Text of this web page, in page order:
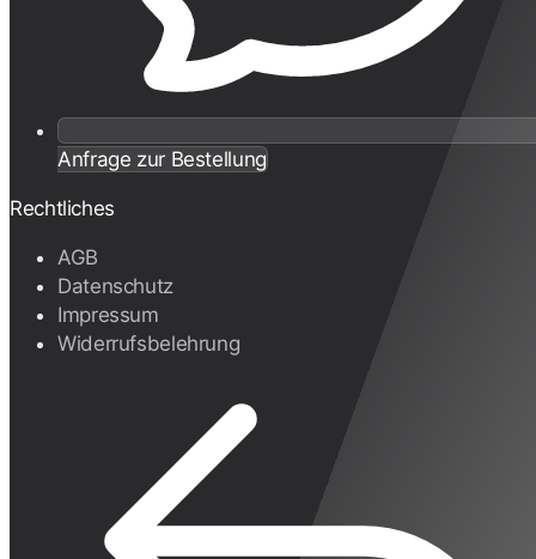
Anfrage zur Bestellung
Rechtliches
AGB
Datenschutz
Impressum
Widerrufsbelehrung